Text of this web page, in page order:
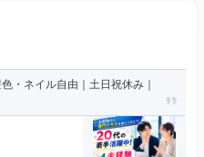
・ネイル自由｜土日祝休み｜